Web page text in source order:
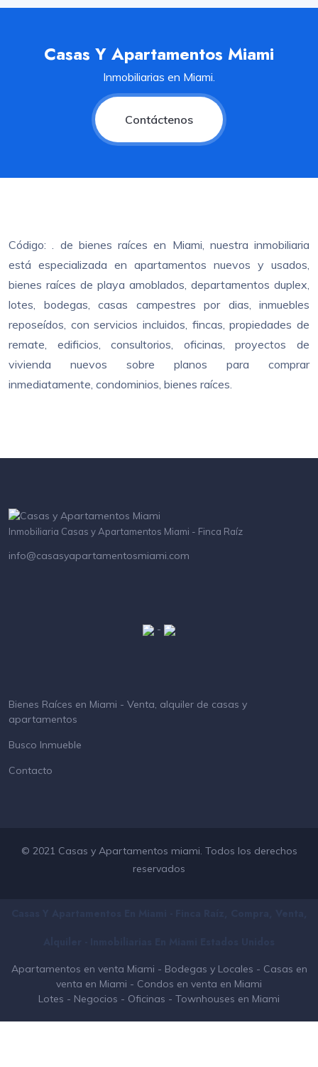
Casas Y Apartamentos Miami
Inmobiliarias en Miami.
Contáctenos
Código: . de bienes raíces en Miami, nuestra inmobiliaria
está especializada en apartamentos nuevos y usados,
bienes raíces de playa amoblados, departamentos duplex,
lotes, bodegas, casas campestres por dias, inmuebles
reposeídos, con servicios incluidos, fincas, propiedades de
remate, edificios, consultorios, oficinas, proyectos de
vivienda nuevos sobre planos para comprar
inmediatamente, condominios, bienes raíces.
Inmobiliaria Casas y Apartamentos Miami - Finca Raíz
info@casasyapartamentosmiami.com
-
Bienes Raíces en Miami - Venta, alquiler de casas y
apartamentos
Busco Inmueble
Contacto
© 2021 Casas y Apartamentos miami. Todos los derechos
reservados
Apartamentos en venta Miami - Bodegas y Locales - Casas en
venta en Miami - Condos en venta en Miami
Lotes - Negocios - Oficinas - Townhouses en Miami